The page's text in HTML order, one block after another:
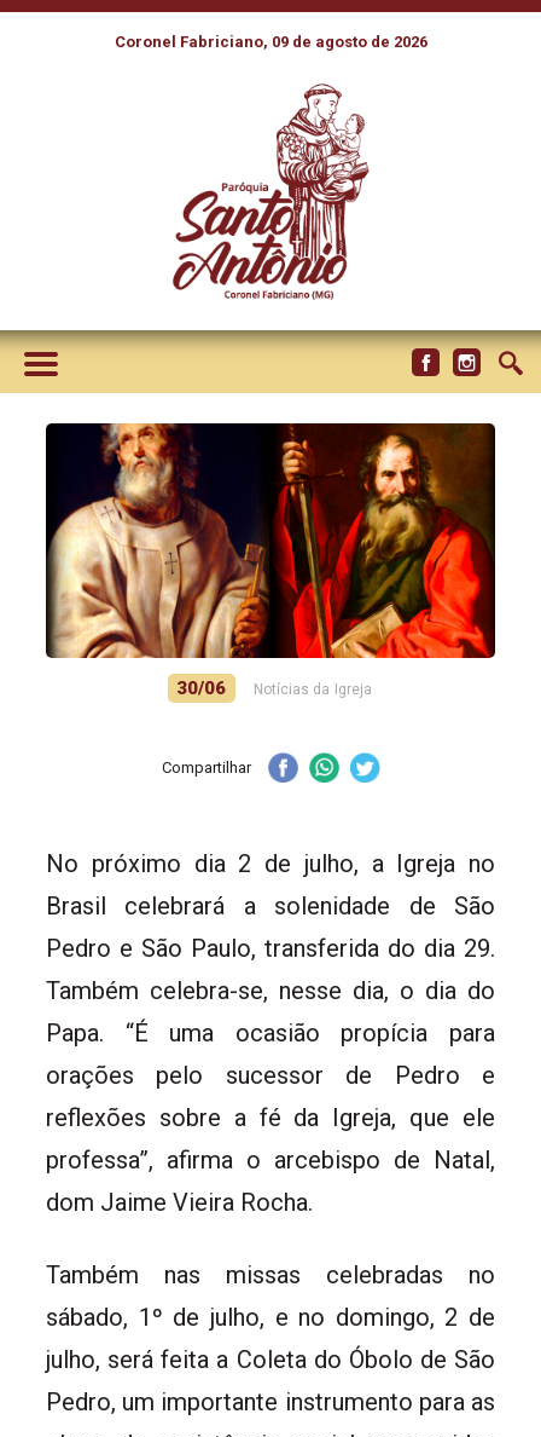
Coronel Fabriciano, 09 de agosto de 2026
IGREJA NO BRASIL CELEBRA
NO PRÓXIMO DIA 2 DE JULHO
SOLENIDADE DE SÃO PEDRO
E SÃO PAULO, TRANSFERIDA
DO DIA 29 DE JUNHO
30/06 Notícias da Igreja
Compartilhar
No próximo dia 2 de julho, a Igreja no
Brasil celebrará a solenidade de São
Pedro e São Paulo, transferida do dia 29.
Também celebra-se, nesse dia, o dia do
Papa. “É uma ocasião propícia para
orações pelo sucessor de Pedro e
reflexões sobre a fé da Igreja, que ele
professa”, afirma o arcebispo de Natal,
dom Jaime Vieira Rocha.
Também nas missas celebradas no
sábado, 1º de julho, e no domingo, 2 de
julho, será feita a Coleta do Óbolo de São
Pedro, um importante instrumento para as